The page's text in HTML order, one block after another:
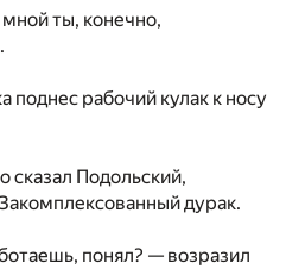
ты, конечно,
рабочий кулак к носу
Подольский,
дурак.
понял? — возразил